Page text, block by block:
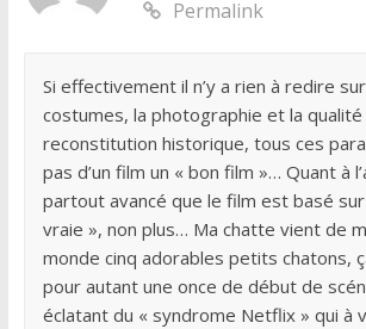
Permalink
Si effectivement il n’y a rien à redire
costumes, la photographie et la qualité
reconstitution historique, tous ces
pas d’un film un « bon film »… Quant à
partout avancé que le film est basé
vraie », non plus… Ma chatte vient de
monde cinq adorables petits chatons,
pour autant une once de début de
éclatant du « syndrome Netflix » qui à